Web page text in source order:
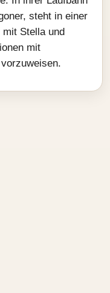
steht in einer
Stella und
mit